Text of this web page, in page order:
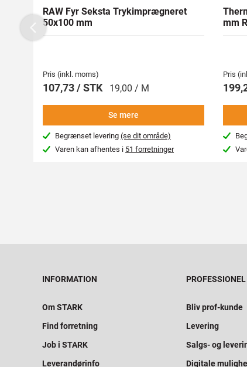
RAW Fyr Seksta Trykimprægneret
50x100 mm
Pris (inkl. moms)
107,73 / STK 19,00 / M
Se mere
Begrænset levering(se dit område)
Varen kan afhentes i 51 forretninger
mm
Pris
Previous
INFORMATION
Om STARK
Find forretning
Job i STARK
Leverandørinfo
PROFESSIONEL
Bliv prof-kunde
Levering
Salgs- og
Digitale